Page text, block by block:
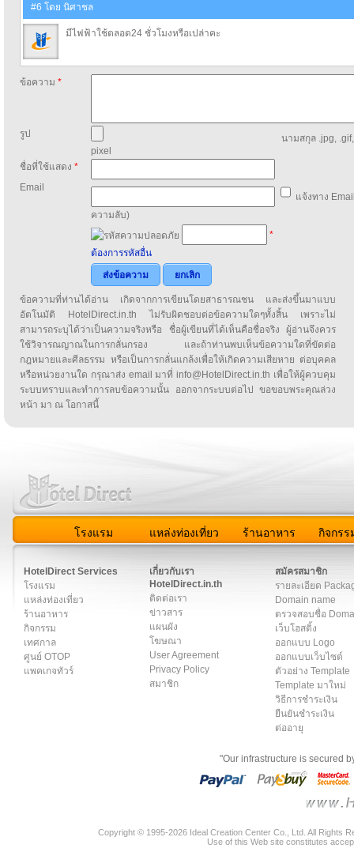
#6 โดย นิศาชล
มีไฟฟ้าใช้ตลอด24 ชั่วโมงหรือเปล่าคะ
ข้อความ *
รูป
นามสกุล .jpg,
pixel
ชื่อที่ใช้แสดง *
Email
แจ้งทาง
ความลับ)
*
ต้องการรหัสอื่น
ส่งข้อความ
ยกเลิก
ข้อความที่ท่านได้อ่าน เกิดจากการเขียนโดยสาธารณชน และส่งขึ้นมาแบบ
อัตโนมัติ HotelDirect.in.th ไม่รับผิดชอบต่อข้อความใดๆทั้งสิ้น เพราะไม่
สามารถระบุได้ว่าเป็นความจริงหรือ ชื่อผู้เขียนที่ได้เห็นคือชื่อจริง ผู้อ่านจึงควร
ใช้วิจารณญาณในการกลั่นกรอง และถ้าท่านพบเห็นข้อความใดที่ขัดต่อ
กฎหมายและศีลธรรม หรือเป็นการกลั่นแกล้งเพื่อให้เกิดความเสียหาย ต่อบุคคล
หรือหน่วยงานใด กรุณาส่ง email มาที่ info@HotelDirect.in.th เพื่อให้ผู้ควบคุม
ระบบทราบและทำการลบข้อความนั้น ออกจากระบบต่อไป ขอขอบพระคุณล่วง
หน้า มา ณ โอกาสนี้
โรงแรม แหล่งท่องเที่ยว ร้านอาหาร กิจกรร
HotelDirect Services
โรงแรม
แหล่งท่องเที่ยว
ร้านอาหาร
กิจกรรม
เทศกาล
ศูนย์ OTOP
แพคเกจทัวร์
เกี่ยวกับเรา
HotelDirect.in.th
ติดต่อเรา
ข่าวสาร
แผนผัง
โฆษณา
User Agreement
Privacy Policy
สมาชิก
สมัครสมาชิก
รายละเอียด
Domain name
ตรวจสอบชื่อ
เว็บโฮสติ้ง
ออกแบบ Logo
ออกแบบเว็บไซต์
ตัวอย่าง Template
Template มาใหม่
วิธีการชำระเงิน
ยืนยันชำระเงิน
ต่ออายุ
"Our infrastructure is secured
Copyright © 1995-2026 Ideal Creation Center Co., Ltd. All Rights
Use of this Web site constitutes